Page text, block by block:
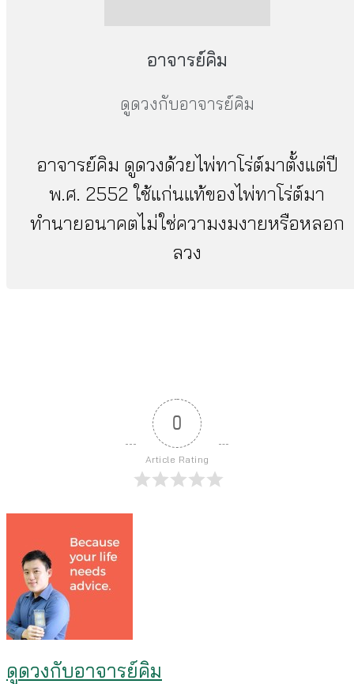
อาจารย์คิม
ดูดวงกับอาจารย์คิม
อาจารย์คิม ดูดวงด้วยไพ่ทาโร่ต์มาตั้งแต่ปี
พ.ศ. 2552 ใช้แก่นแท้ของไพ่ทาโร่ต์มา
ทำนายอนาคตไม่ใช่ความงมงายหรือหลอก
ลวง
0
Article Rating
ดูดวงกับอาจารย์คิม